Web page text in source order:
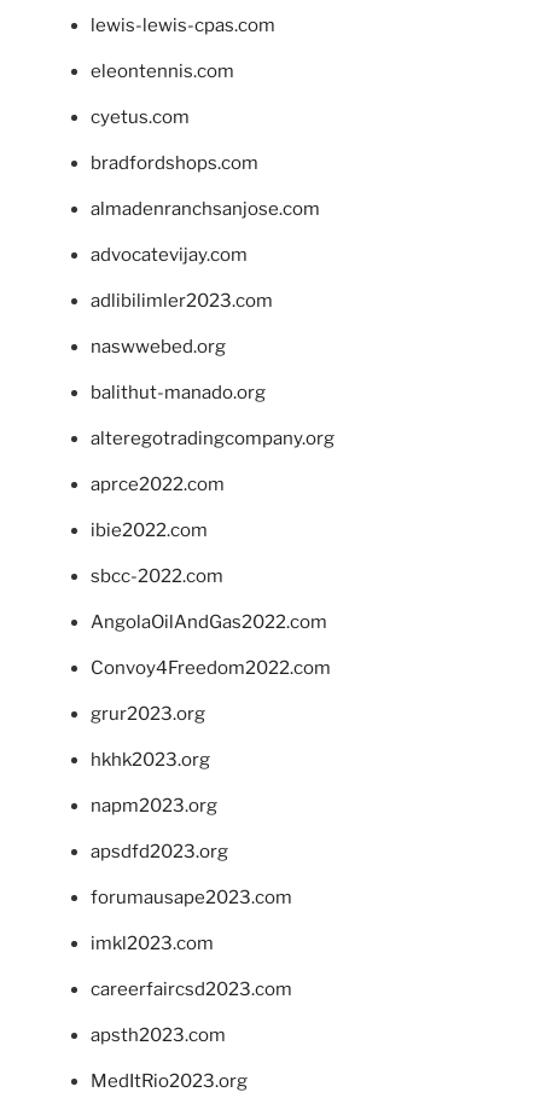
lewis-lewis-cpas.com
eleontennis.com
cyetus.com
bradfordshops.com
almadenranchsanjose.com
advocatevijay.com
adlibilimler2023.com
naswwebed.org
balithut-manado.org
alteregotradingcompany.org
aprce2022.com
ibie2022.com
sbcc-2022.com
AngolaOilAndGas2022.com
Convoy4Freedom2022.com
grur2023.org
hkhk2023.org
napm2023.org
apsdfd2023.org
forumausape2023.com
imkl2023.com
careerfaircsd2023.com
apsth2023.com
MedItRio2023.org